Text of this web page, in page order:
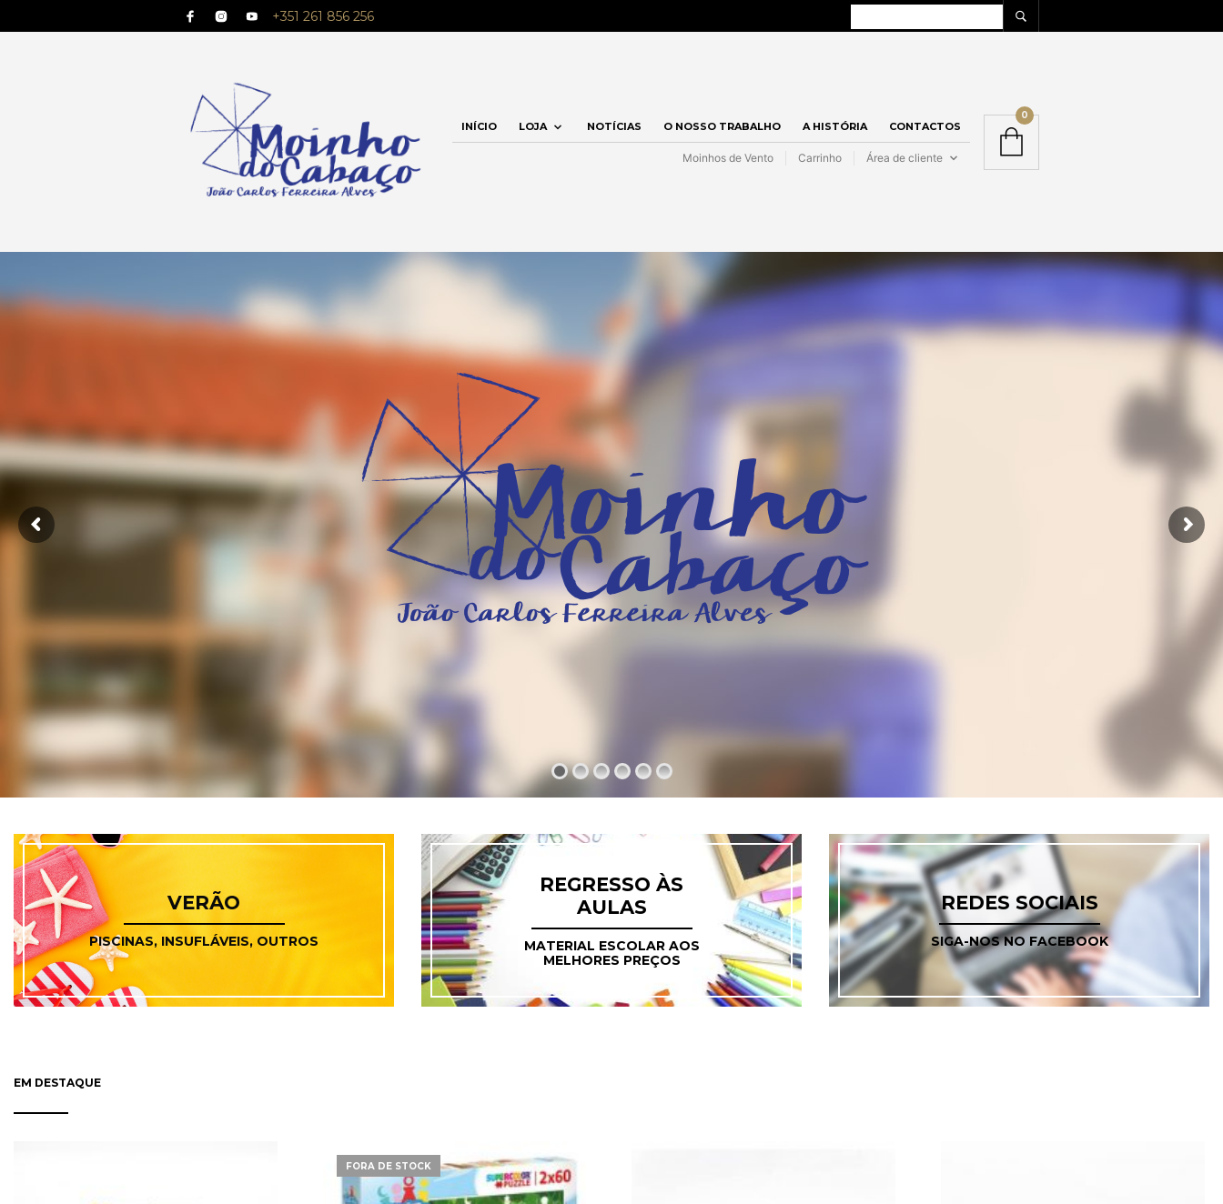
+351 261 856 256
INÍCIO LOJA NOTÍCIAS O NOSSO TRABALHO A HISTÓRIA CONTACTOS
Moinhos de Vento Carrinho Área de cliente
0
VERÃO
PISCINAS, INSUFLÁVEIS, OUTROS
REGRESSO ÀS
AULAS
MATERIAL ESCOLAR AOS
MELHORES PREÇOS
REDES SOCIAIS
SIGA-NOS NO FACEBOOK
EM DESTAQUE
FORA DE STOCK